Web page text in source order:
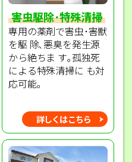
害虫駆除･特殊清掃
専用の薬剤で害虫･害獣
を駆 除､悪臭を発生源
から絶ちま す｡孤独死
による特殊清掃に も対
応可能｡
詳しくはこちら